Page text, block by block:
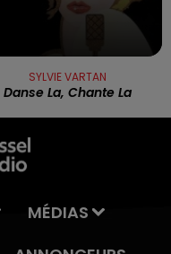
SYLVIE VARTAN
Danse La, Chante La
MÉDIAS